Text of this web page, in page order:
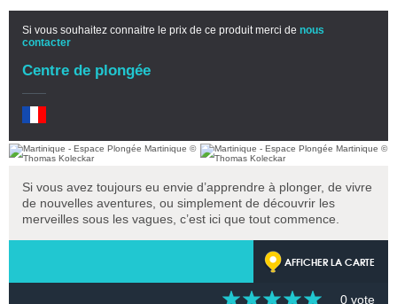
Si vous souhaitez connaitre le prix de ce produit merci de nous
contacter
Centre de plongée
Si vous avez toujours eu envie d’apprendre à plonger, de vivre
de nouvelles aventures, ou simplement de découvrir les
merveilles sous les vagues, c’est ici que tout commence.
AFFICHER LA CARTE
0 vote